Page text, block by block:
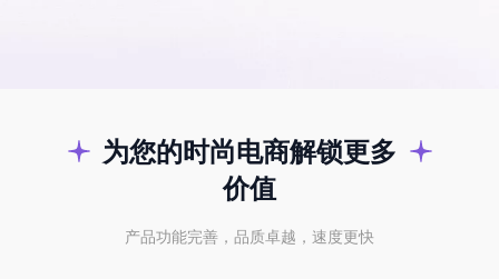
为您的时尚电商解锁更多
价值
产品功能完善，品质卓越，速度更快